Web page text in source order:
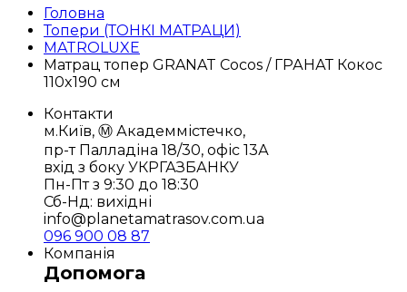
Головна
Топери (ТОНКІ МАТРАЦИ)
MATROLUXE
Матрац топер GRANAT Cocos / ГРАНАТ Кокос
110x190 см
Контакти
м.Київ, Ⓜ️ Академмістечко,
пр-т Палладіна 18/30, офіс 13А
вхід з боку УКРГАЗБАНКУ
Пн-Пт з 9:30 до 18:30
Сб-Нд: вихідні
info@planetamatrasov.com.ua
096 900 08 87
Компанія
Допомога